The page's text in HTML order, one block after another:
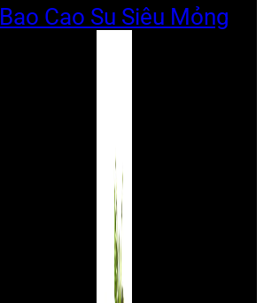
Bao Cao Su Siêu Mỏng